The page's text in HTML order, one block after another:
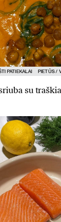
PATIEKALAI PIETŪS /
su